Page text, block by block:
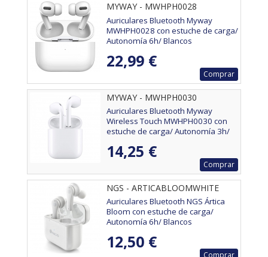
MYWAY - MWHPH0028
Auriculares Bluetooth Myway
MWHPH0028 con estuche de carga/
Autonomía 6h/ Blancos
22,99 €
Comprar
MYWAY - MWHPH0030
Auriculares Bluetooth Myway
Wireless Touch MWHPH0030 con
estuche de carga/ Autonomía 3h/
14,25 €
Comprar
NGS - ARTICABLOOMWHITE
Auriculares Bluetooth NGS Ártica
Bloom con estuche de carga/
Autonomía 6h/ Blancos
12,50 €
Comprar